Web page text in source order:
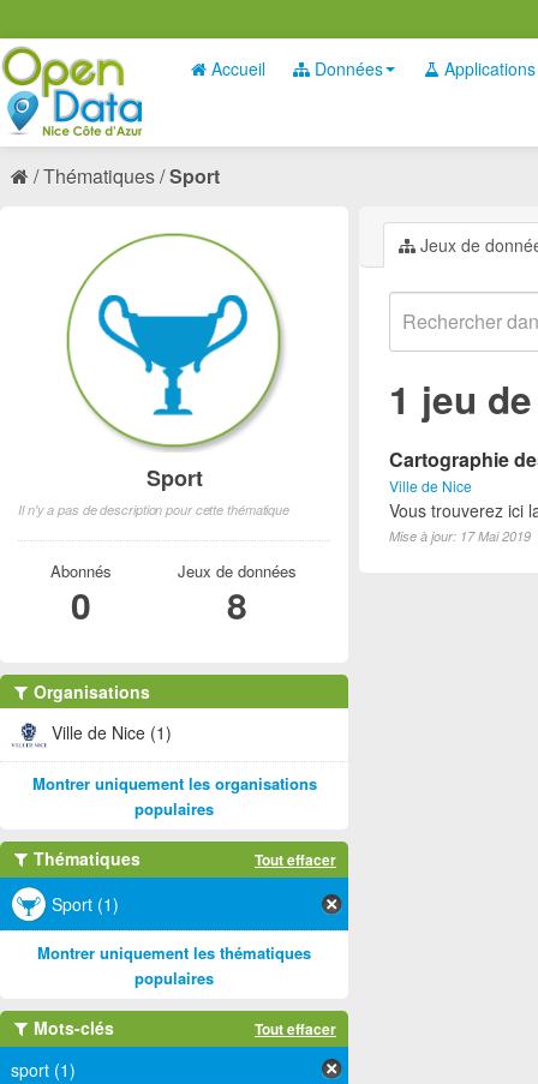
Accueil Données Applications
Thématiques Sport
Jeux de
1 jeu
Cartographie
Ville de Nice
Vous trouverez ici
Mise à jour: 17 Mai 2019
Sport
Il n'y a pas de description pour cette thématique
Abonnés
0
Jeux de données
8
Organisations
Ville de Nice (1)
Montrer uniquement les organisations
populaires
Thématiques Tout effacer
Sport (1)
Montrer uniquement les thématiques
populaires
Mots-clés Tout effacer
sport (1)